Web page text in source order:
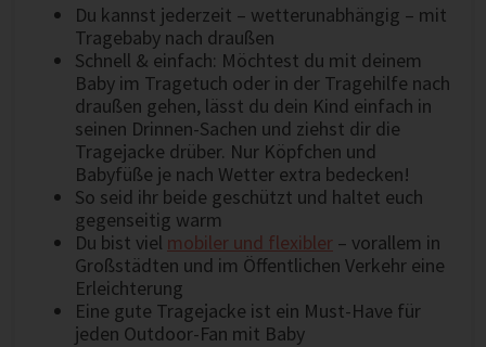
Du kannst jederzeit – wetterunabhängig – mit
Tragebaby nach draußen
Schnell & einfach: Möchtest du mit deinem
Baby im Tragetuch oder in der Tragehilfe nach
draußen gehen, lässt du dein Kind einfach in
seinen Drinnen-Sachen und ziehst dir die
Tragejacke drüber. Nur Köpfchen und
Babyfüße je nach Wetter extra bedecken!
So seid ihr beide geschützt und haltet euch
gegenseitig warm
Du bist viel mobiler und flexibler – vorallem in
Großstädten und im Öffentlichen Verkehr eine
Erleichterung
Eine gute Tragejacke ist ein Must-Have für
jeden Outdoor-Fan mit Baby